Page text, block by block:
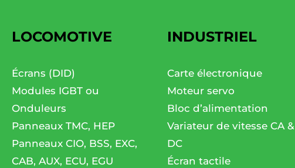
LOCOMOTIVE
Écrans (DID)
Modules IGBT ou
Onduleurs
Panneaux TMC, HEP
Panneaux CIO, BSS, EXC,
CAB, AUX, ECU, EGU
INDUSTRIEL
Carte électronique
Moteur servo
Bloc d’alimentation
Variateur de vitesse CA &
DC
Écran tactile